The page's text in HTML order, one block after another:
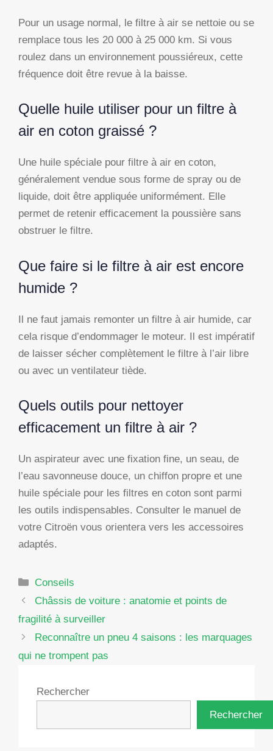
Pour un usage normal, le filtre à air se nettoie ou se
remplace tous les 20 000 à 25 000 km. Si vous
roulez dans un environnement poussiéreux, cette
fréquence doit être revue à la baisse.
Quelle huile utiliser pour un filtre à
air en coton graissé ?
Une huile spéciale pour filtre à air en coton,
généralement vendue sous forme de spray ou de
liquide, doit être appliquée uniformément. Elle
permet de retenir efficacement la poussière sans
obstruer le filtre.
Que faire si le filtre à air est encore
humide ?
Il ne faut jamais remonter un filtre à air humide, car
cela risque d’endommager le moteur. Il est impératif
de laisser sécher complètement le filtre à l’air libre
ou avec un ventilateur tiède.
Quels outils pour nettoyer
efficacement un filtre à air ?
Un aspirateur avec une fixation fine, un seau, de
l’eau savonneuse douce, un chiffon propre et une
huile spéciale pour les filtres en coton sont parmi
les outils indispensables. Consulter le manuel de
votre Citroën vous orientera vers les accessoires
adaptés.
Catégories
Conseils
Châssis de voiture : anatomie et points de
fragilité à surveiller
Reconnaître un pneu 4 saisons : les marquages
qui ne trompent pas
Rechercher
Rechercher